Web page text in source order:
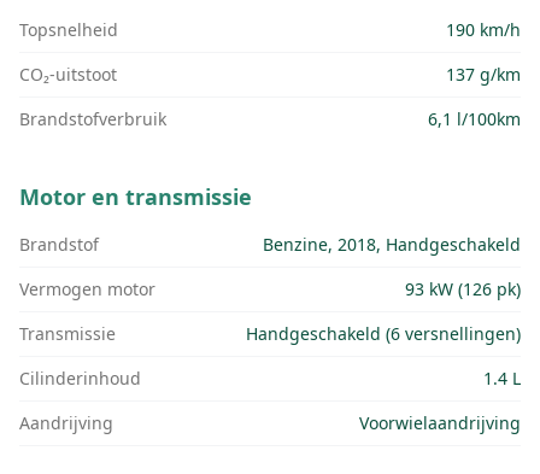
Topsnelheid
190 km/h
CO₂-uitstoot
137 g/km
Brandstofverbruik
6,1 l/100km
Motor en transmissie
Brandstof
Benzine, 2018, Handgeschakeld
Vermogen motor
93 kW (126 pk)
Transmissie
Handgeschakeld (6 versnellingen)
Cilinderinhoud
1.4 L
Aandrijving
Voorwielaandrijving